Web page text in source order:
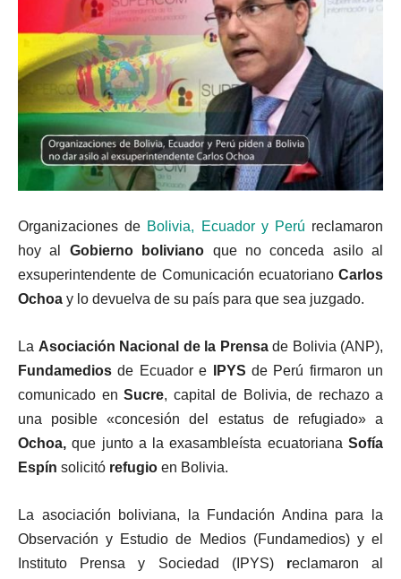
Organizaciones de Bolivia, Ecuador y Perú reclamaron
hoy al Gobierno boliviano que no conceda asilo al
exsuperintendente de Comunicación ecuatoriano Carlos
Ochoa y lo devuelva de su país para que sea juzgado.
La Asociación Nacional de la Prensa de Bolivia (ANP),
Fundamedios de Ecuador e IPYS de Perú firmaron un
comunicado en Sucre, capital de Bolivia, de rechazo a
una posible «concesión del estatus de refugiado» a
Ochoa,que junto a la exasambleísta ecuatoriana Sofía
Espín solicitó refugio en Bolivia.
La asociación boliviana, la Fundación Andina para la
Observación y Estudio de Medios (Fundamedios) y el
Instituto Prensa y Sociedad (IPYS) reclamaron al